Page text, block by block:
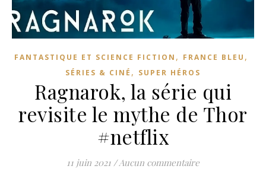
FANTASTIQUE ET SCIENCE FICTION , FRANCE BLEU ,
SÉRIES & CINÉ , SUPER HÉROS
Ragnarok, la série qui
revisite le mythe de Thor
#netflix
11 juin 2021 / Aucun commentaire